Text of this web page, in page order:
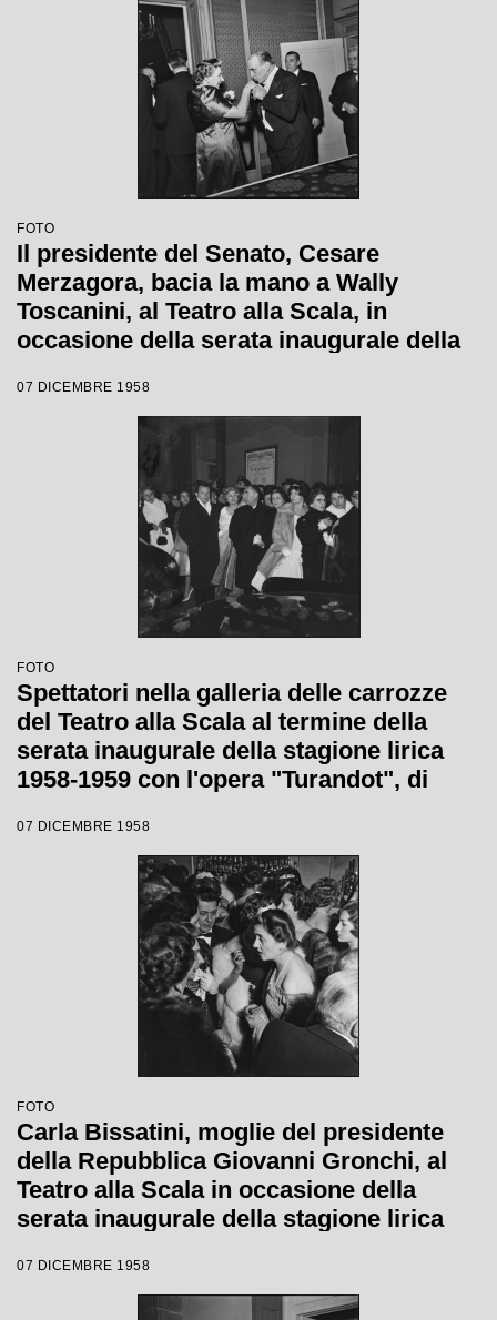
FOTO
Il presidente del Senato, Cesare
Merzagora, bacia la mano a Wally
Toscanini, al Teatro alla Scala, in
occasione della serata inaugurale della
"Turandot" di Giacomo Puccini, diretta
da Antonino Votto con la regia di
Margherita Walmann
07 DICEMBRE 1958
FOTO
Spettatori nella galleria delle carrozze
del Teatro alla Scala al termine della
serata inaugurale della stagione lirica
1958-1959 con l'opera "Turandot", di
Votto con la regia di Margherita
07 DICEMBRE 1958
FOTO
Carla Bissatini, moglie del presidente
della Repubblica Giovanni Gronchi, al
Teatro alla Scala in occasione della
serata inaugurale della stagione lirica
Giacomo Puccini, diretta da Antonino
Votto con la regia di Margherita
07 DICEMBRE 1958